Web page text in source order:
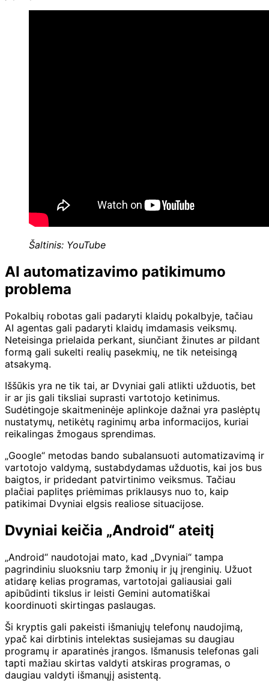
Šaltinis: YouTube
AI automatizavimo patikimumo
problema
Pokalbių robotas gali padaryti klaidų pokalbyje, tačiau
AI agentas gali padaryti klaidų imdamasis veiksmų.
Neteisinga prielaida perkant, siunčiant žinutes ar pildant
formą gali sukelti realių pasekmių, ne tik neteisingą
atsakymą.
Iššūkis yra ne tik tai, ar Dvyniai gali atlikti užduotis, bet
ir ar jis gali tiksliai suprasti vartotojo ketinimus.
Sudėtingoje skaitmeninėje aplinkoje dažnai yra paslėptų
nustatymų, netikėtų raginimų arba informacijos, kuriai
reikalingas žmogaus sprendimas.
„Google“ metodas bando subalansuoti automatizavimą ir
vartotojo valdymą, sustabdydamas užduotis, kai jos bus
baigtos, ir pridedant patvirtinimo veiksmus. Tačiau
plačiai paplitęs priėmimas priklausys nuo to, kaip
patikimai Dvyniai elgsis realiose situacijose.
Dvyniai keičia „Android“ ateitį
„Android“ naudotojai mato, kad „Dvyniai“ tampa
pagrindiniu sluoksniu tarp žmonių ir jų įrenginių. Užuot
atidarę kelias programas, vartotojai galiausiai gali
apibūdinti tikslus ir leisti Gemini automatiškai
koordinuoti skirtingas paslaugas.
Ši kryptis gali pakeisti išmaniųjų telefonų naudojimą,
ypač kai dirbtinis intelektas susiejamas su daugiau
programų ir aparatinės įrangos. Išmanusis telefonas gali
tapti mažiau skirtas valdyti atskiras programas, o
daugiau valdyti išmanųjį asistentą.